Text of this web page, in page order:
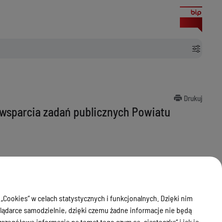
Drukuj
zadań publicznych Powiatu
w celach statystycznych i funkcjonalnych. Dzięki nim
samodzielnie, dzięki czemu żadne informacje nie będą